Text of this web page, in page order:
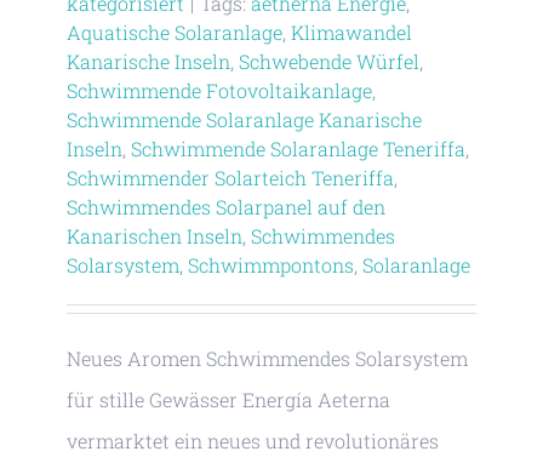
Aquatische Solaranlage, Klimawandel
Kanarische Inseln, Schwebende Würfel,
Schwimmende Fotovoltaikanlage,
Schwimmende Solaranlage Kanarische
Inseln, Schwimmende Solaranlage Teneriffa,
Schwimmender Solarteich Teneriffa,
Schwimmendes Solarpanel auf den
Kanarischen Inseln, Schwimmendes
Solarsystem, Schwimmpontons, Solaranlage
Neues Aromen Schwimmendes Solarsystem
für stille Gewässer Energía Aeterna
vermarktet ein neues und revolutionäres